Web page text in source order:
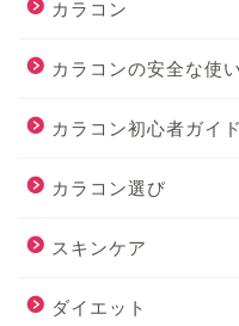
カラコン
カラコンの安全な使
カラコン初心者ガイド
カラコン選び
スキンケア
ダイエット